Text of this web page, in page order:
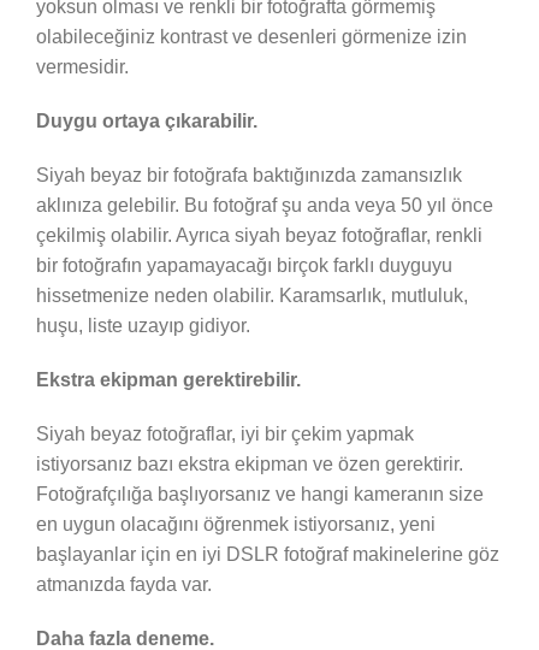
yoksun olması ve renkli bir fotoğrafta görmemiş
olabileceğiniz kontrast ve desenleri görmenize izin
vermesidir.
Duygu ortaya çıkarabilir.
Siyah beyaz bir fotoğrafa baktığınızda zamansızlık
aklınıza gelebilir. Bu fotoğraf şu anda veya 50 yıl önce
çekilmiş olabilir. Ayrıca siyah beyaz fotoğraflar, renkli
bir fotoğrafın yapamayacağı birçok farklı duyguyu
hissetmenize neden olabilir. Karamsarlık, mutluluk,
huşu, liste uzayıp gidiyor.
Ekstra ekipman gerektirebilir.
Siyah beyaz fotoğraflar, iyi bir çekim yapmak
istiyorsanız bazı ekstra ekipman ve özen gerektirir.
Fotoğrafçılığa başlıyorsanız ve hangi kameranın size
en uygun olacağını öğrenmek istiyorsanız, yeni
başlayanlar için en iyi DSLR fotoğraf makinelerine göz
atmanızda fayda var.
Daha fazla deneme.